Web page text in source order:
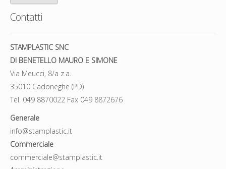
Contatti
STAMPLASTIC SNC
DI BENETELLO MAURO E SIMONE
Via Meucci, 8/a z.a.
35010 Cadoneghe (PD)
Tel. 049 8870022 Fax 049 8872676
Generale
info@stamplastic.it
Commerciale
commerciale@stamplastic.it